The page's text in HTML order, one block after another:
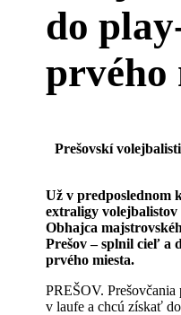
do
prvého
Prešovskí
Už v predposlednom
extraligy
Obhajca
Prešov – splnil cieľ a
prvého miesta.
PREŠOV.
v laufe a chcú získať